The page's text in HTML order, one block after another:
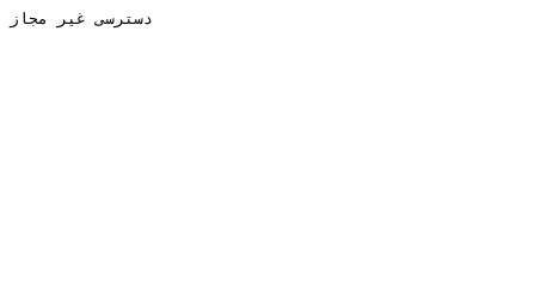
دسترسی غیر مجاز